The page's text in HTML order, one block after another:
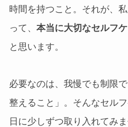
時間を持つこと。それが、
って、 本当に大切なセルフ
と思います。
必要なのは、我慢でも制限
整えること」。そんなセル
日に少しずつ取り入れてみ